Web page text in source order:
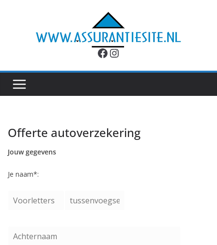
Facebook
Instagram
Offerte autoverzekering
Jouw gegevens
Je naam*: